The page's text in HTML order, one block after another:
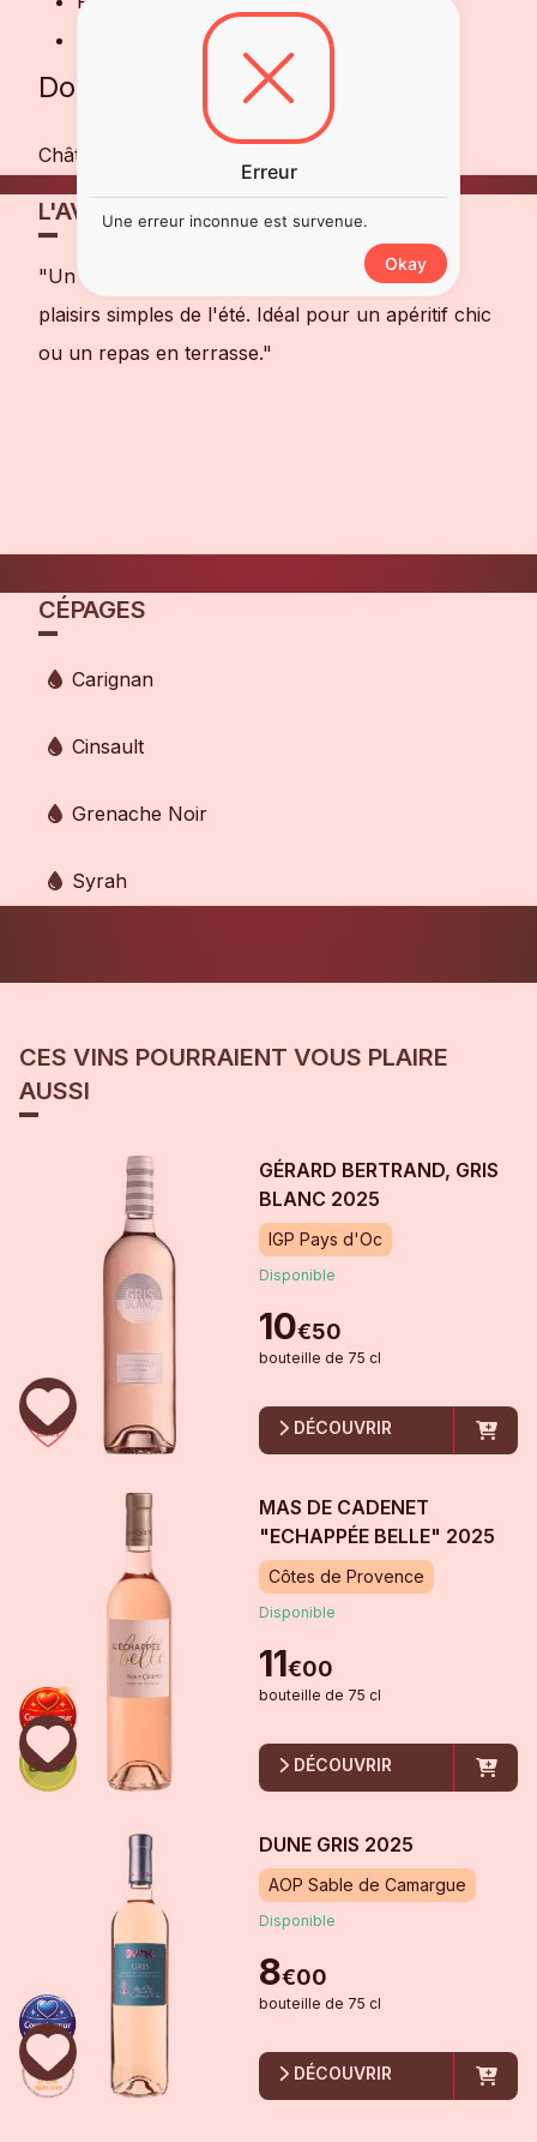
Domaine
Château des Demoiselles
L'AVIS DE NOTRE SOMMELIER
"Un rosé raffiné et expressif qui évoque les
plaisirs simples de l'été. Idéal pour un apéritif chic
ou un repas en terrasse."
CÉPAGES
Carignan
Cinsault
Grenache Noir
Syrah
CES VINS POURRAIENT VOUS PLAIRE
AUSSI
GÉRARD BERTRAND, GRIS
BLANC 2025
IGP Pays d'Oc
Disponible
10€50
bouteille de 75 cl
DÉCOUVRIR
MAS DE CADENET
"ECHAPPÉE BELLE" 2025
Côtes de Provence
Disponible
11€00
bouteille de 75 cl
DÉCOUVRIR
DUNE GRIS 2025
AOP Sable de Camargue
Disponible
8€00
bouteille de 75 cl
DÉCOUVRIR
Erreur
Une erreur inconnue est survenue.
Okay